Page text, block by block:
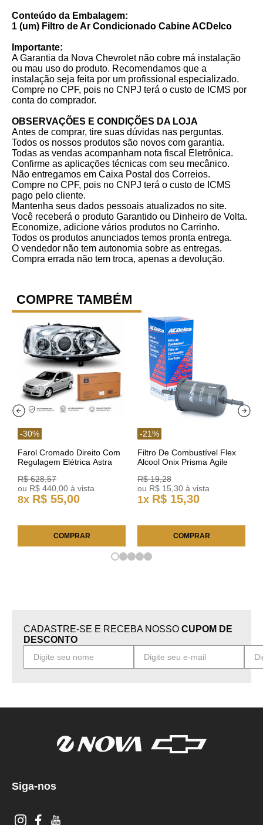
Conteúdo da Embalagem:
1 (um) Filtro de Ar Condicionado Cabine ACDelco
Importante:
A Garantia da Nova Chevrolet não cobre má instalação
ou mau uso do produto. Recomendamos que a
instalação seja feita por um profissional especializado.
Compre no CPF, pois no CNPJ terá o custo de ICMS por
conta do comprador.
OBSERVAÇÕES E CONDIÇÕES DA LOJA
Antes de comprar, tire suas dúvidas nas perguntas.
Todos os nossos produtos são novos com garantia.
Todas as vendas acompanham nota fiscal Eletrônica.
Confirme as aplicações técnicas com seu mecânico.
Não entregamos em Caixa Postal dos Correios.
Compre no CPF, pois no CNPJ terá o custo de ICMS
pago pelo cliente.
Mantenha seus dados pessoais atualizados no site.
Você receberá o produto Garantido ou Dinheiro de Volta.
Economize, adicione vários produtos no Carrinho.
Todos os produtos anunciados temos pronta entrega.
O vendedor não tem autonomia sobre as entregas.
Compra errada não tem troca, apenas a devolução.
COMPRE TAMBÉM
-30%
Farol Cromado Direito Com
Regulagem Elétrica Astra
R$ 628,57
ou R$ 440 00 à vista
8x R$ 55,00
COMPRAR
-21%
Filtro De Combustível Flex
Alcool Onix Prisma Agile
25FC0225 ACDelco
R$ 19,28
ou R$ 15 30 à vista
1x R$ 15,30
COMPRAR
CADASTRE-SE E RECEBA NOSSO CUPOM DE
DESCONTO
Siga-nos